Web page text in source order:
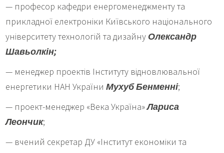
— професор кафедри енергоменеджменту та
прикладної електроніки Київського національного
університету технологій та дизайну Олександр
Шавьолкін;
— менеджер проектів Інституту відновлювальної
енергетики НАН УкраїниМухуб Бенменні;
— проект-менеджер «Века Україна»Лариса
Леончик;
— вчений секретар ДУ «Інститут економіки та